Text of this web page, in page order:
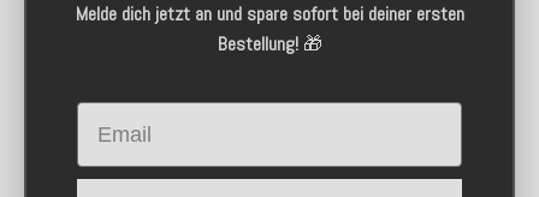
Melde dich jetzt an und spare sofort bei deiner ersten
Bestellung!🎁
Email